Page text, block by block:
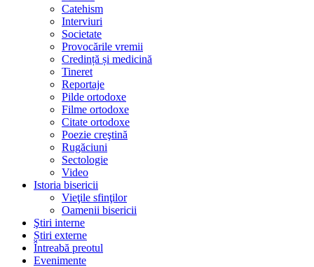
Catehism
Interviuri
Societate
Provocările vremii
Credință și medicină
Tineret
Reportaje
Pilde ortodoxe
Filme ortodoxe
Citate ortodoxe
Poezie creştină
Rugăciuni
Sectologie
Video
Istoria bisericii
Vieţile sfinţilor
Oamenii bisericii
Ştiri interne
Știri externe
Întreabă preotul
Evenimente